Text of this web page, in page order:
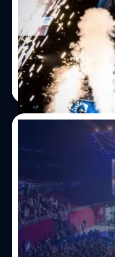
หวาย” จากช่อง “Vips
แบบที่ต่าง “โค้ชท็อป” จาก
กลัว กลายเป็นน่ารักในพริบ
เลือก “บีเลิฟ, บอส, ฮีโร่, เ
พิธีกรสายฮา “เจ็ม ณัฏฐ์ป
แข่งขันครั้งนี้ เด็กคนไหนจ
ประเทศไทย ร่วมลุ้นได้ทาง
อังคาร เวลา 17.00 น. ส่งค
เป็นต้นไป ต่อด้วยรายการ
ใหม่วงการเกมออนไลน์ ปร
คนดัง “คชา นนทนันท์, เ
ดาว, อัส RYM”” และสุดย
, กล้า CigaretteS, แป้ง
คลั่งไคล้เกม “Counter-
ชีวิตร่วมกันใน Gamerz
สิทธิ์ถูกตัดออกจากบ้านได้ต
ชนะ คว้ารางวัลเงินสดหนึ่ง
ภายในงาน Intel Extreme
Sydney Australia ที่ผ่านม
มากเป็นการโชว์ประสิทธิภา
นั้น ก็มีการจัดแข่งขันเล็กๆ ส
Deathmatch โดยผู้ชนะก็จ
Overwatch แบบ 3V3 และ
สนใจมากๆ เลยล่ะครับ แ
เป็นการแข่งขัน Counter-
IEM Season XIV -
เช่น Liquid, fnatic, NIP,
ถึง 200,000$ USD โดยสุ
พีรณัฐ พระสว่าง| 2645 days
Read More
เตรียมตัวกันหรือยั
Masters 2019 วัน
Intel Extreme Master
ที่จัดงาน Qudos Bank
นอกจากจะมีการจัดแสดงโ
ของงานเลยก็คือการแข่งขัน
Offensive และ
ทีเดียว งาน IEM นั้นมีผู้ชม
พีรณัฐ พระสว่าง| 2656 days
Read More